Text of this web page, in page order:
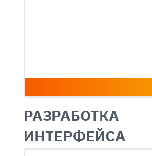
РАЗРАБОТКА
ИНТЕРФЕЙСА